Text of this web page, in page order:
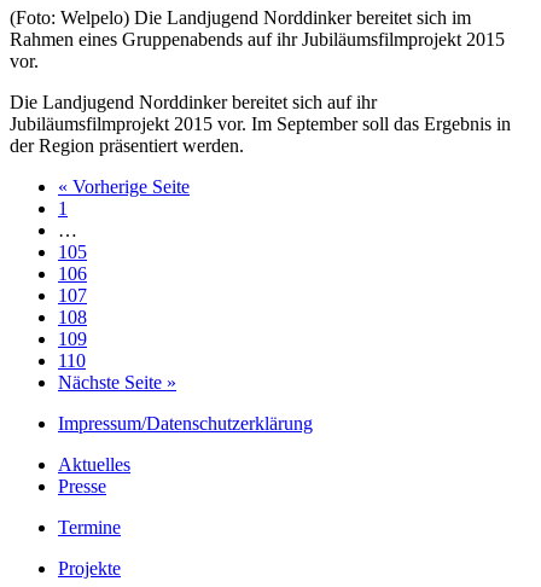
(Foto: Welpelo) Die Landjugend Norddinker bereitet sich im
Rahmen eines Gruppenabends auf ihr Jubiläumsfilmprojekt 2015
vor.
Die Landjugend Norddinker bereitet sich auf ihr
Jubiläumsfilmprojekt 2015 vor. Im September soll das Ergebnis in
der Region präsentiert werden.
« Vorherige Seite
1
…
105
106
107
108
109
110
Nächste Seite »
Impressum/Datenschutzerklärung
Aktuelles
Presse
Termine
Projekte